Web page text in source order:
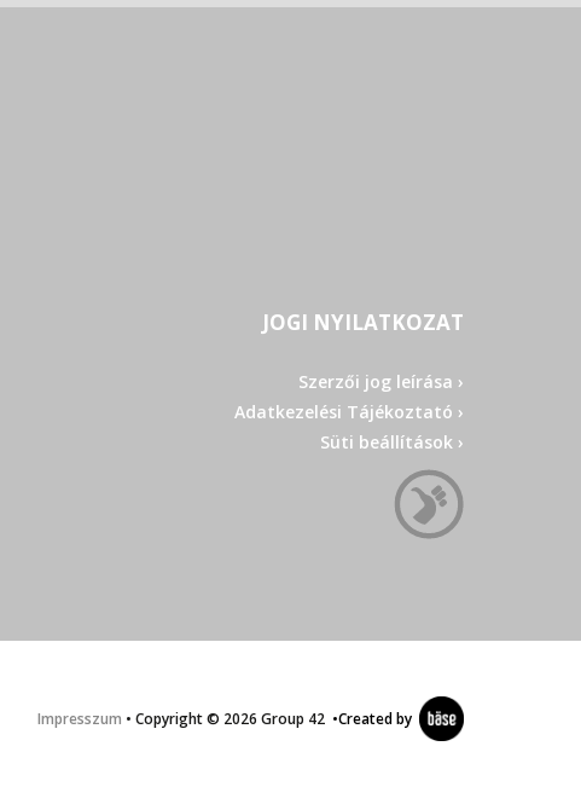
JOGI NYILATKOZAT
Szerzői jog leírása ›
Adatkezelési Tájékoztató ›
Süti beállítások ›
Impresszum • Copyright © 2026 Group 42 •Created by